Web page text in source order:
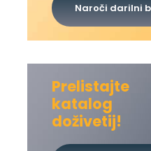
Naroči darilni
Prelistajte
katalog
doživetij!